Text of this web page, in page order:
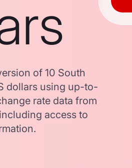
of 10 South
dollars using up-to-
rate data from
access to